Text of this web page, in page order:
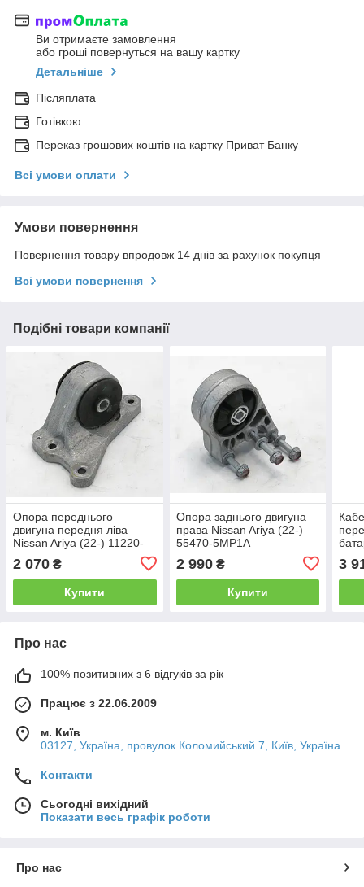
Ви отримаєте замовлення
або гроші повернуться на вашу картку
Детальніше
Післяплата
Готівкою
Переказ грошових коштів на картку Приват Банку
Всі умови оплати
Умови повернення
Повернення товару впродовж 14 днів за рахунок покупця
Всі умови повернення
Подібні товари компанії
Опора переднього
двигуна передня ліва
Nissan Ariya (22-) 11220-
2 070 ₴
Купити
Опора заднього двигуна
права Nissan Ariya (22-)
55470-5MP1A
2 990₴
Купити
3
Про нас
100% позитивних з 6 відгуків за рік
Працює з 22.06.2009
м. Київ
03127, Україна, провулок Коломийський 7, Київ, Україна
Контакти
Сьогодні вихідний
Показати весь графік роботи
Про нас